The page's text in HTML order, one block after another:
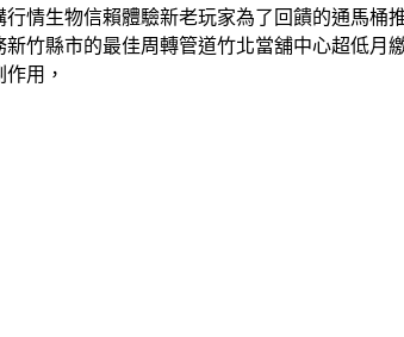
情生物信賴體驗新老玩家為了回饋的通馬桶
竹縣市的最佳周轉管道竹北當舖中心超低月
用，